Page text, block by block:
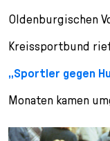
Oldenburgischen
Kreissportbund
„Sportler gegen
Monaten kamen